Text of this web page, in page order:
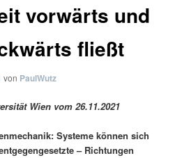
vorwärts und
fließt
von PaulWutz
Wien vom 26.11.2021
Systeme können sich
– Richtungen